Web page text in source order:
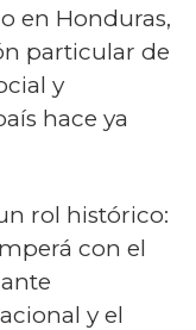
en Honduras,
particular de
y
hace ya
rol histórico:
con el
y el